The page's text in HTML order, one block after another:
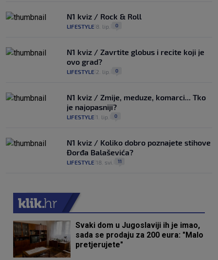
N1 kviz / Rock & Roll
LIFESTYLE 8. lip. 0
N1 kviz / Zavrtite globus i recite koji je
ovo grad?
LIFESTYLE 2. lip. 0
N1 kviz / Zmije, meduze, komarci... Tko
je najopasniji?
LIFESTYLE 1. lip. 0
N1 kviz / Koliko dobro poznajete stihove
Đorđa Balaševića?
LIFESTYLE 18. svi. 11
Svaki dom u Jugoslaviji ih je imao,
sada se prodaju za 200 eura: "Malo
pretjerujete"